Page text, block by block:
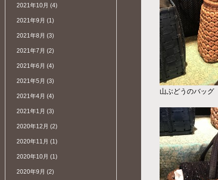
2021年10月 (4)
2021年9月 (1)
2021年8月 (3)
2021年7月 (2)
2021年6月 (4)
2021年5月 (3)
2021年4月 (4)
2021年1月 (3)
2020年12月 (2)
2020年11月 (1)
2020年10月 (1)
2020年9月 (2)
山ぶどうのバッグ